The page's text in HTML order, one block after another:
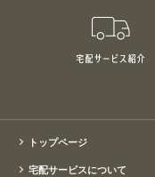
トップページ
宅配サービスについて